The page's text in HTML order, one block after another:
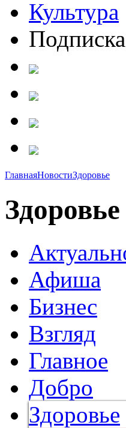
Культура
ГлавнаяНовостиЗдоровье
Здоровье
Афиша
Бизнес
Взгляд
Главное
Добро
Здоровье